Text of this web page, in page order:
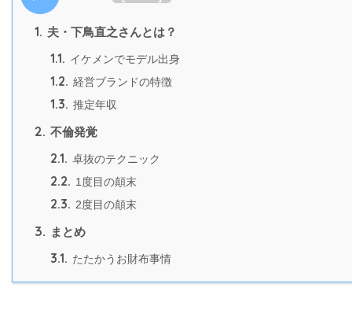
1. 夫・下鳥直之さんとは？
1.1. イケメンでモデル出身
1.2. 経営ブランドの特徴
1.3. 推定年収
2. 不倫発覚
2.1. 卓抜のテクニック
2.2. 1度目の顛末
2.3. 2度目の顛末
3. まとめ
3.1. たたかうお財布事情